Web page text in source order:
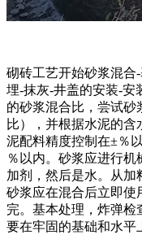
砌砖工艺开始砂浆混合
埋-抹灰-井盖的安装-安
的砂浆混合比，尝试砂
比），并根据水泥的
泥配料精度控制在±％
％以内。砂浆应进行
加剂，然后是水。从加
砂浆应在混合后立即使
完。基本处理，炸弹
要在牢固的基础和水平